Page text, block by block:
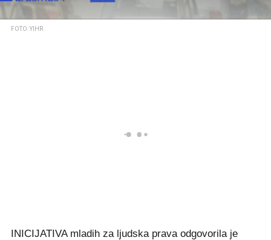
FOTO: YIHR
INICIJATIVA mladih za ljudska prava odgovorila je